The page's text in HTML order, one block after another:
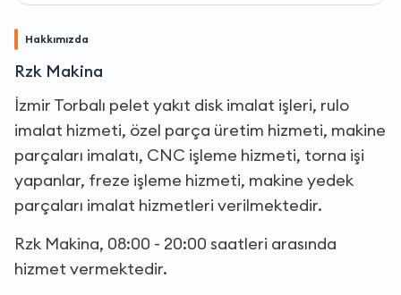
Hakkımızda
Rzk Makina
İzmir Torbalı pelet yakıt disk imalat işleri, rulo
imalat hizmeti, özel parça üretim hizmeti, makine
parçaları imalatı, CNC işleme hizmeti, torna işi
yapanlar, freze işleme hizmeti, makine yedek
parçaları imalat hizmetleri verilmektedir.
Rzk Makina, 08:00 - 20:00 saatleri arasında
hizmet vermektedir.